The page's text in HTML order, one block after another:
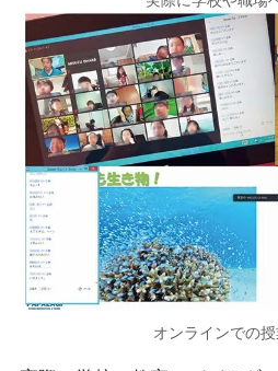
オンラインでの